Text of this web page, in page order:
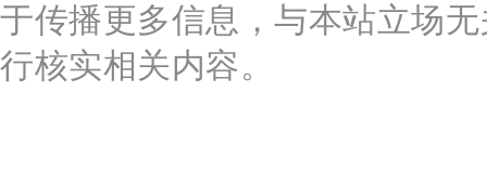
于传播更多信息，与本站立场
行核实相关内容。